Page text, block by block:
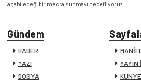
açabileceği bir mecra sunmayı hedefliyoruz.
Gündem
HABER
YAZI
DOSYA
YAYIN
KÜNYE